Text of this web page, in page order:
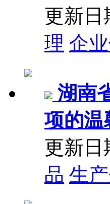
更新日
理 企
湖南
项的温
更新日
品 生